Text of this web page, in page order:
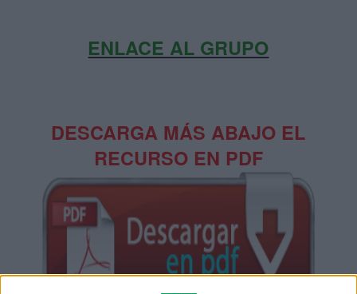
ENLACE AL GRUPO
DESCARGA MÁS ABAJO EL
RECURSO EN PDF